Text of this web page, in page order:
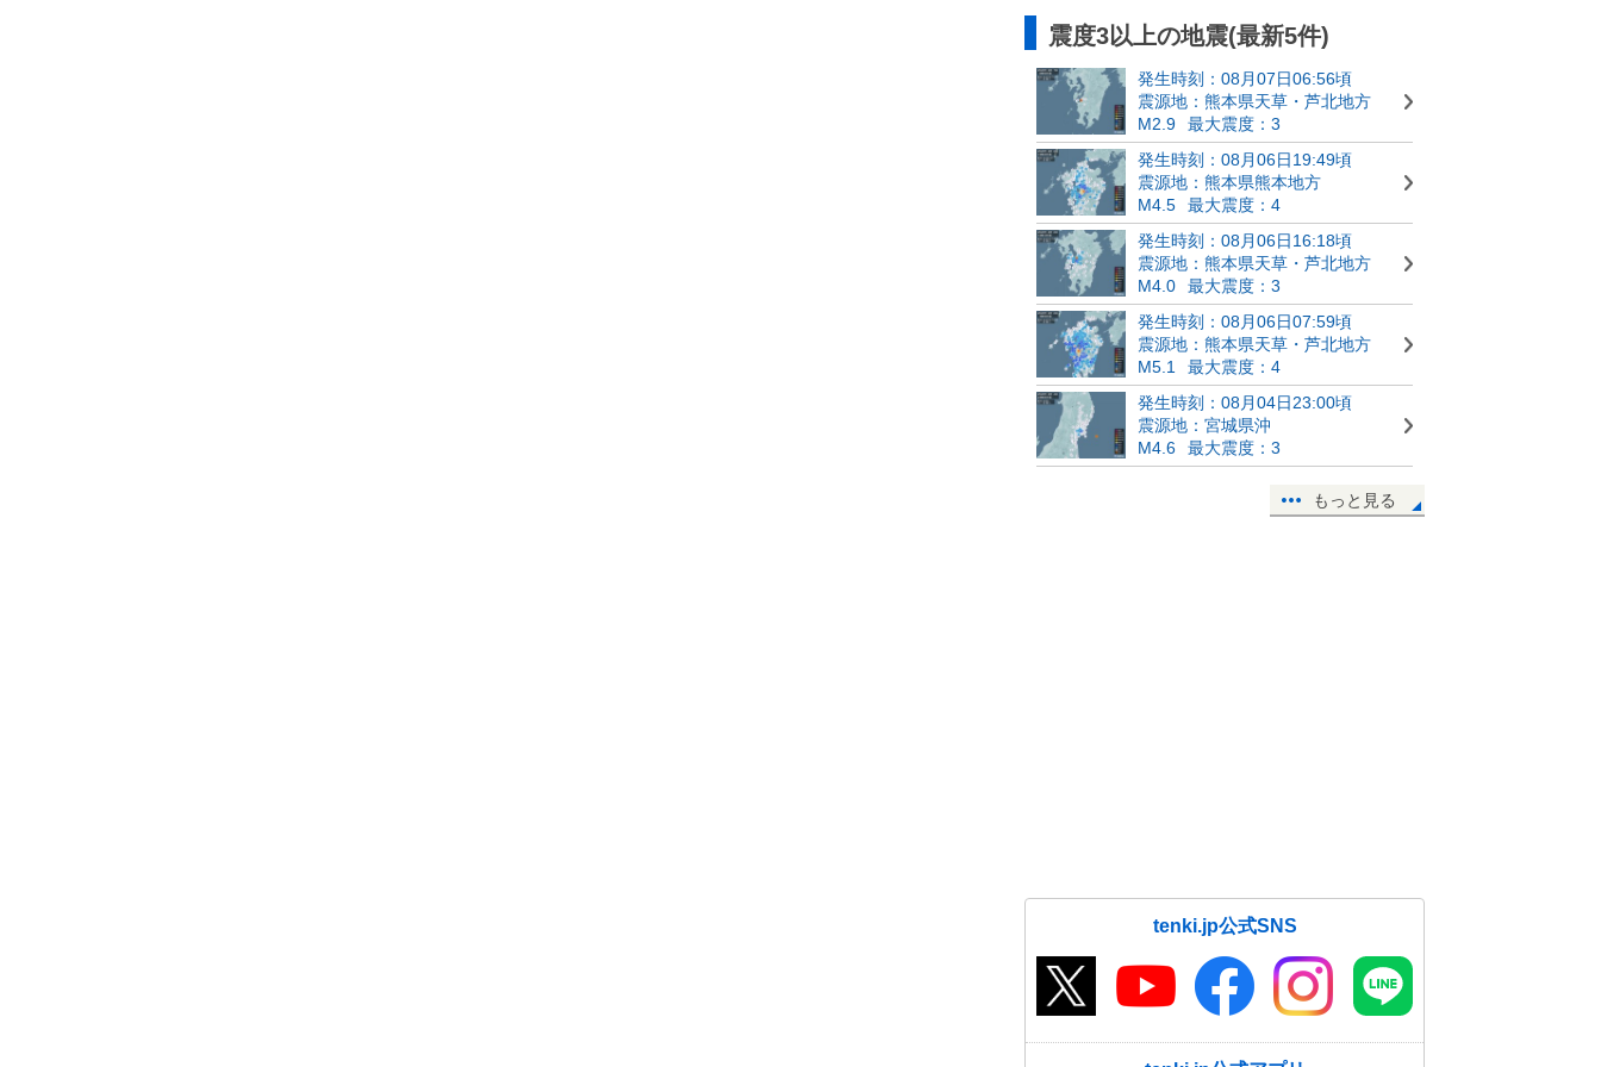
震度3以上の地震(最新5件)
発生時刻：08月07日06:56頃
震源地：熊本県天草・芦北地方
M2.9
最大震度：3
発生時刻：08月06日19:49頃
震源地：熊本県熊本地方
M4.5
最大震度：4
発生時刻：08月06日16:18頃
震源地：熊本県天草・芦北地方
M4.0
最大震度：3
発生時刻：08月06日07:59頃
震源地：熊本県天草・芦北地方
M5.1
最大震度：4
発生時刻：08月04日23:00頃
震源地：宮城県沖
M4.6
最大震度：3
もっと見る
tenki.jp公式SNS